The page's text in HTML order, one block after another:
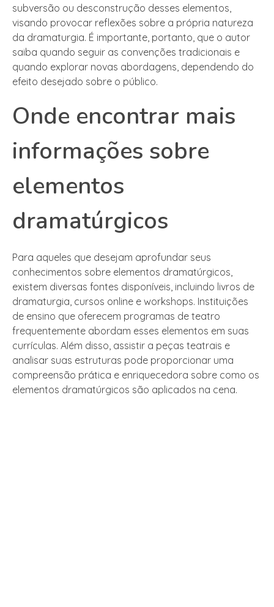
subversão ou desconstrução desses elementos,
visando provocar reflexões sobre a própria natureza
da dramaturgia. É importante, portanto, que o autor
saiba quando seguir as convenções tradicionais e
quando explorar novas abordagens, dependendo do
efeito desejado sobre o público.
Onde encontrar mais
informações sobre
elementos
dramatúrgicos
Para aqueles que desejam aprofundar seus
conhecimentos sobre elementos dramatúrgicos,
existem diversas fontes disponíveis, incluindo livros de
dramaturgia, cursos online e workshops. Instituições
de ensino que oferecem programas de teatro
frequentemente abordam esses elementos em suas
currículas. Além disso, assistir a peças teatrais e
analisar suas estruturas pode proporcionar uma
compreensão prática e enriquecedora sobre como os
elementos dramatúrgicos são aplicados na cena.